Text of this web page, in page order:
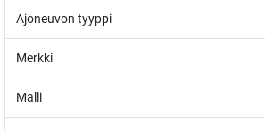
Ajoneuvon tyyppi
Merkki
Malli